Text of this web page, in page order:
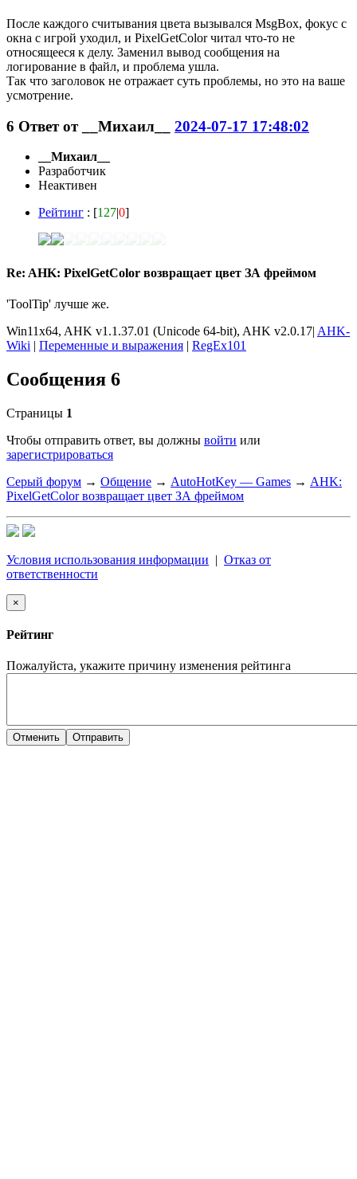
После каждого считывания цвета вызывался MsgBox, фокус с
окна с игрой уходил, и PixelGetColor читал что-то не
относящееся к делу. Заменил вывод сообщения на
логирование в файл, и проблема ушла.
Так что заголовок не отражает суть проблемы, но это на ваше
усмотрение.
6 Ответ от __Михаил__ 2024-07-17 17:48:02
__Михаил__
Разработчик
Неактивен
Рейтинг : [127|0]
Re: AHK: PixelGetColor возвращает цвет ЗА фреймом
'ToolTip' лучше же.
Win11x64, AHK v1.1.37.01 (Unicode 64-bit), AHK v2.0.17| AHK-
Wiki | Переменные и выражения | RegEx101
Сообщения 6
Страницы 1
Чтобы отправить ответ, вы должны войти или
зарегистрироваться
Серый форум → Общение → AutoHotKey — Games → AHK:
PixelGetColor возвращает цвет ЗА фреймом
Условия использования информации | Отказ от
ответственности
×
Рейтинг
Пожалуйста, укажите причину изменения рейтинга
Отменить Отправить